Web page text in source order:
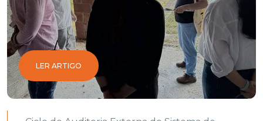
LER ARTIGO